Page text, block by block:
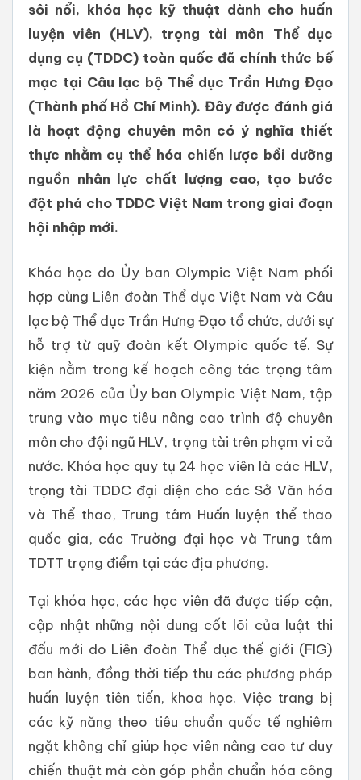
sôi nổi, khóa học kỹ thuật dành cho huấn
luyện viên (HLV), trọng tài môn Thể dục
dụng cụ (TDDC) toàn quốc đã chính thức bế
mạc tại Câu lạc bộ Thể dục Trần Hưng Đạo
(Thành phố Hồ Chí Minh). Đây được đánh giá
là hoạt động chuyên môn có ý nghĩa thiết
thực nhằm cụ thể hóa chiến lược bồi dưỡng
nguồn nhân lực chất lượng cao, tạo bước
đột phá cho TDDC Việt Nam trong giai đoạn
hội nhập mới.
Khóa học do Ủy ban Olympic Việt Nam phối
hợp cùng Liên đoàn Thể dục Việt Nam và Câu
lạc bộ Thể dục Trần Hưng Đạo tổ chức, dưới sự
hỗ trợ từ quỹ đoàn kết Olympic quốc tế. Sự
kiện nằm trong kế hoạch công tác trọng tâm
năm 2026 của Ủy ban Olympic Việt Nam, tập
trung vào mục tiêu nâng cao trình độ chuyên
môn cho đội ngũ HLV, trọng tài trên phạm vi cả
nước. Khóa học quy tụ 24 học viên là các HLV,
trọng tài TDDC đại diện cho các Sở Văn hóa
và Thể thao, Trung tâm Huấn luyện thể thao
quốc gia, các Trường đại học và Trung tâm
TDTT trọng điểm tại các địa phương.
Tại khóa học, các học viên đã được tiếp cận,
cập nhật những nội dung cốt lõi của luật thi
đấu mới do Liên đoàn Thể dục thế giới (FIG)
ban hành, đồng thời tiếp thu các phương pháp
huấn luyện tiên tiến, khoa học. Việc trang bị
các kỹ năng theo tiêu chuẩn quốc tế nghiêm
ngặt không chỉ giúp học viên nâng cao tư duy
chiến thuật mà còn góp phần chuẩn hóa công